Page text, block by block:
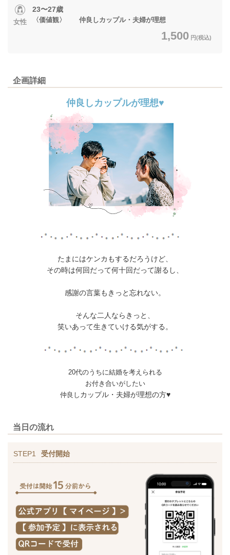
女性
23〜27歳
〈価値観〉 仲良しカップル・夫婦が理想
1,500 円(税込)
企画詳細
仲良しカップルが理想♥
たまにはケンカもするだろうけど、
その時は何回だって何十回だって謝るし、
感謝の言葉もきっと忘れない。
そんな二人ならきっと、
笑いあって生きていける気がする。
20代のうちに結婚を考えられる
お付き合いがしたい
仲良し カップル・夫婦が理想の方♥
当日の流れ
STEP1 受付開始